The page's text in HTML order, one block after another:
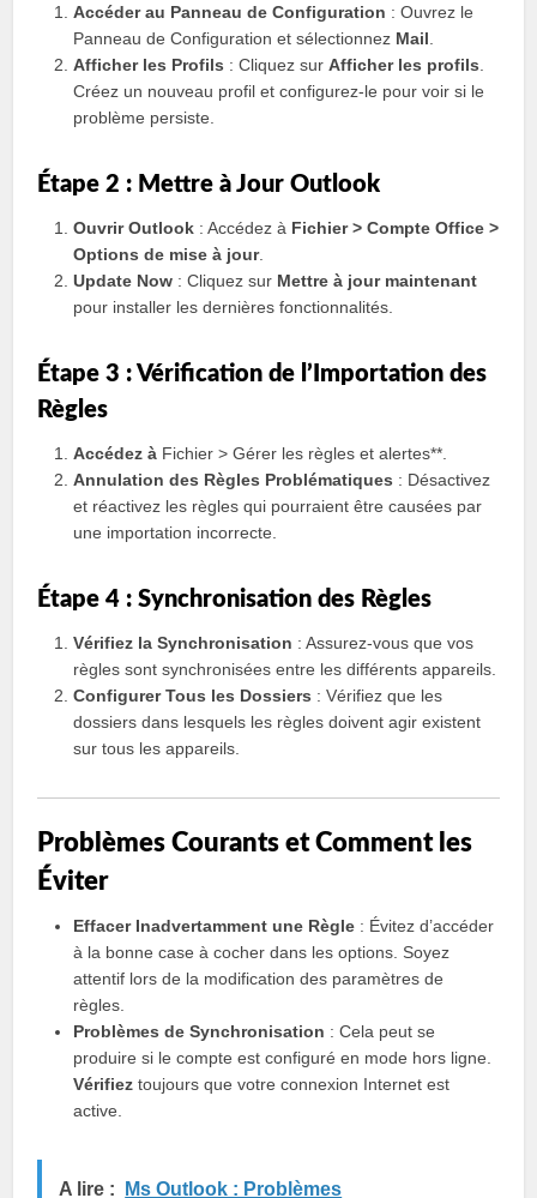
Accéder au Panneau de Configuration : Ouvrez le
Panneau de Configuration et sélectionnez Mail
Afficher les Profils : Cliquez surAfficher les profils
Créez un nouveau profil et configurez-le pour voir si le
problème persiste.
Étape 2 : Mettre à Jour Outlook
Ouvrir Outlook : Accédez à Fichier > Compte Office >
Options de mise à jour.
Update Now : Cliquez sur Mettre à jour maintenant
pour installer les dernières fonctionnalités.
Étape 3 : Vérification de l’Importation des
Règles
Accédez à Fichier > Gérer les règles et alertes**.
Annulation des Règles Problématiques : Désactivez
et réactivez les règles qui pourraient être causées par
une importation incorrecte.
Étape 4 : Synchronisation des Règles
Vérifiez la Synchronisation : Assurez-vous que vos
règles sont synchronisées entre les différents appareils.
Configurer Tous les Dossiers : Vérifiez que les
dossiers dans lesquels les règles doivent agir existent
sur tous les appareils.
Problèmes Courants et Comment les
Éviter
Effacer Inadvertamment une Règle : Évitez d’accéder
à la bonne case à cocher dans les options. Soyez
attentif lors de la modification des paramètres de
règles.
Problèmes de Synchronisation : Cela peut se
produire si le compte est configuré en mode hors ligne.
Vérifiez toujours que votre connexion Internet est
active.
A lire : Ms Outlook : Problèmes